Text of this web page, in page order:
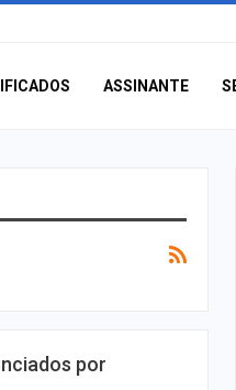
ASSINANTE
por
Polícia Civil investiga
abre concurso com